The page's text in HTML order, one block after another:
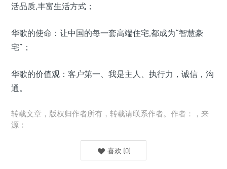
活品质,丰富生活方式；
华歌的使命：让中国的每一套高端住宅,都成为“智慧豪
宅”；
华歌的价值观：客户第一、我是主人、执行力，诚信，沟
通。
转载文章，版权归作者所有，转载请联系作者。作者：，来
源：
喜欢 (0)